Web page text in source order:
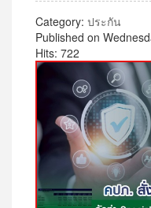
Category: ประกัน
Published on
Hits: 722